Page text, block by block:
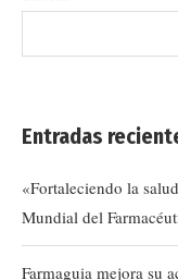
Entradas
«Fortaleciendo la
Mundial del
Farmaguia mejora su